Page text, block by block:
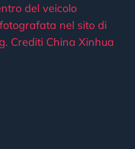
del veicolo
nel sito di
Crediti China Xinhua